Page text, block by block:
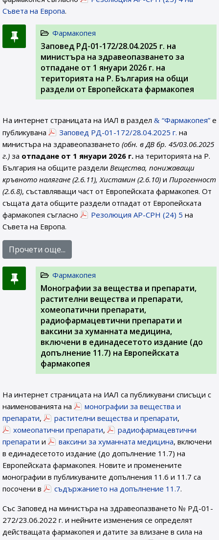
Съвета на Европа.
Фармакопея
Заповед РД-01-172/28.04.2025 г. на
министъра на здравеопазването за
отпадане от 1 януари 2026 г. на
територията на Р. България на общи
раздели от Европейската фармакопея
На интернет страницата на ИАЛ в раздел “Фармакопея” е
публикувана
Заповед РД-01-172/28.04.2025 г. на
министъра на здравеопазването (обн. в ДВ бр. 45/03.06.2025
г.) за отпадане от 1 януари 2026 г. на територията на Р.
България на общите раздели Вещества, понижаващи
кръвното налягане (2.6.11), Хистамин (2.6.10) и Пирогенност
(2.6.8), съставляващи част от Европейската фармакопея. От
същата дата общите раздели отпадат от Европейската
фармакопея съгласно
Резолюция AP-CPH (24) 5 на
Съвета на Европа.
Прочети още...
Фармакопея
Монографии за вещества и препарати,
растителни вещества и препарати,
хомеопатични препарати,
радиофармацевтични препарати и
ваксини за хуманната медицина,
включени в единадесетото издание (до
допълнение 11.7) на Европейската
фармакопея
На интернет страницата на ИАЛ са публикувани списъци с
наименованията на
монографии за вещества и
препарати, растителни вещества и препарати,
хомеопатични препарати,
радиофармацевтични
препарати и ваксини за хуманната медицина, включени
в единадесетото издание (до допълнение 11.7) на
Европейската фармакопея. Новите и променените
монографии в публикуваните допълнения 11.6 и 11.7 са
посочени в
съдържанието на допълнение 11.7.
Със Заповед на министъра на здравеопазването № РД-01-
272/23.06.2022 г. и нейните изменения се определят
действащата фармакопея и датите за влизане в сила на